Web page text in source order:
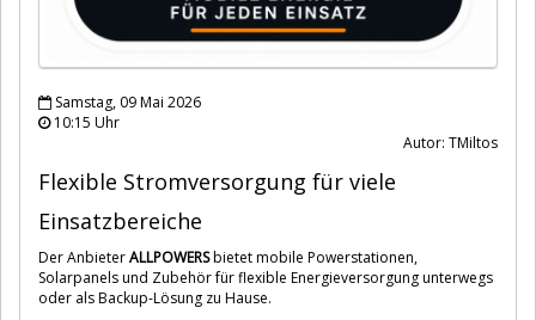
Samstag, 09 Mai 2026
10:15 Uhr
Autor: TMiltos
Flexible Stromversorgung für viele
Einsatzbereiche
Der AnbieterALLPOWERSbietet mobile Powerstationen,
Solarpanels und Zubehör für flexible Energieversorgung unterwegs
oder als Backup-Lösung zu Hause.